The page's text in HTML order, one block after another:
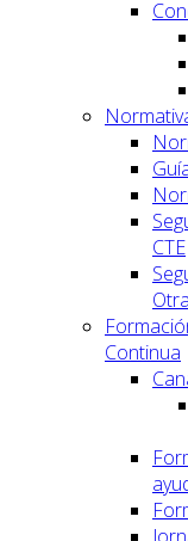
CTE
Continua